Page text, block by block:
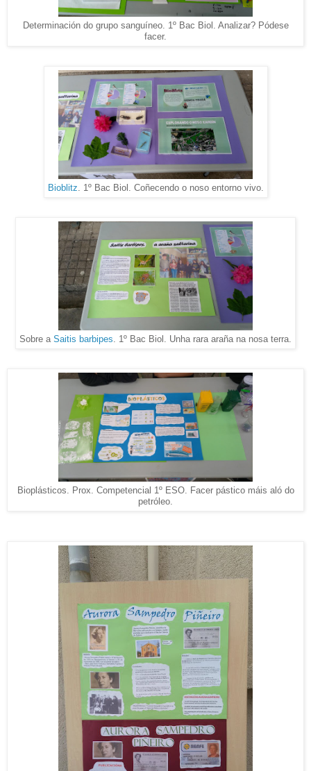
Determinación do grupo sanguíneo. 1º Bac Biol. Analizar? Pódese
facer.
Bioblitz. 1º Bac Biol. Coñecendo o noso entorno vivo.
Sobre a Saitis barbipes . 1º Bac Biol. Unha rara araña na nosa terra.
Bioplásticos. Prox. Competencial 1º ESO. Facer pástico máis aló do
petróleo.